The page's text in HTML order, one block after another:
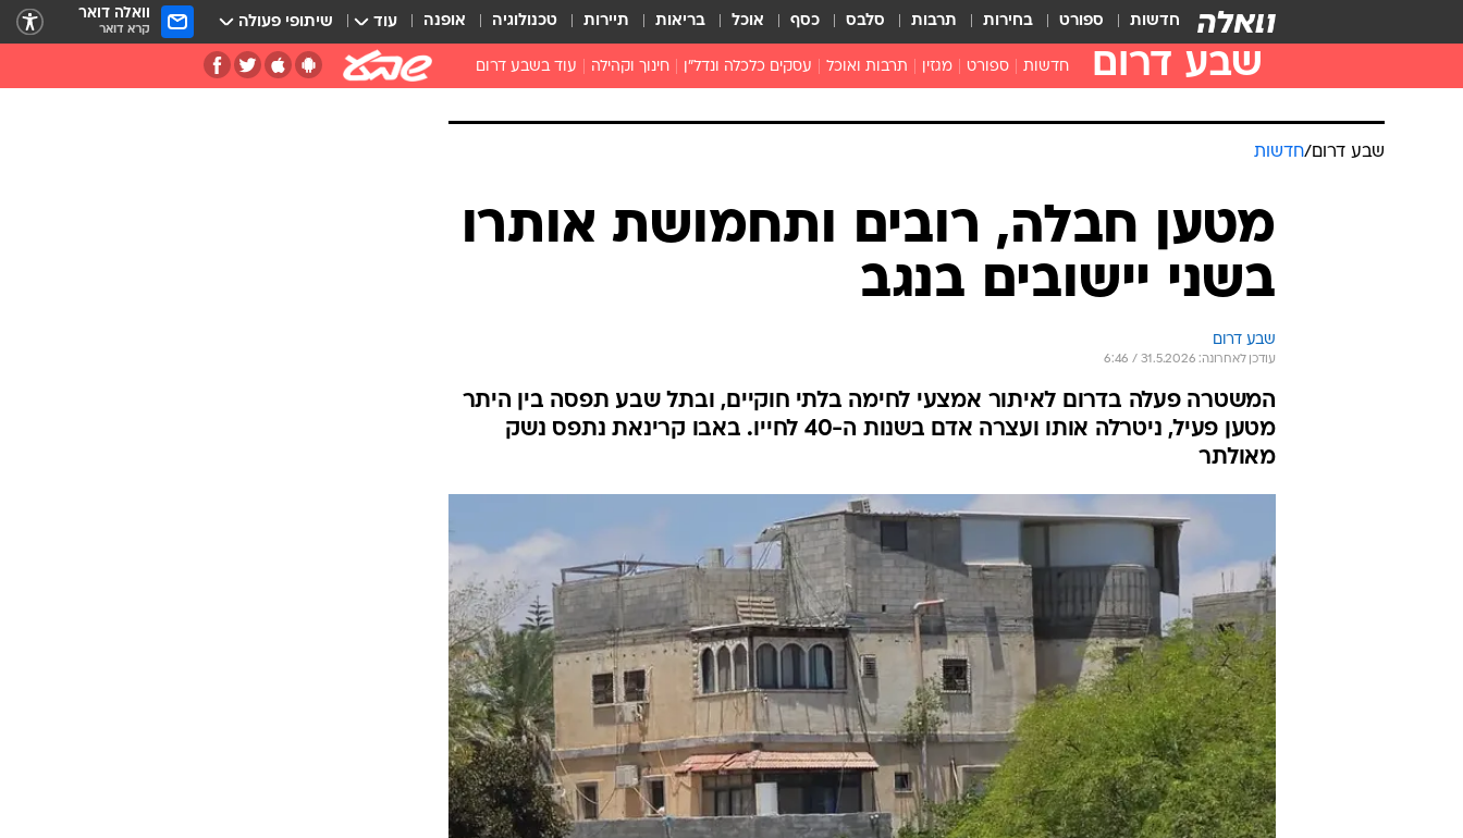
חדשות ספורט בחירות תרבות סלבס כסף אוכל בריאות תיירות טכנולוגיה אופנה עוד שיתופי פעולה וואלה דואר
קרא דואר
שבע דרום חדשות ספורט מגזין תרבות ואוכל עסקים כלכלה ונדל"ן חינוך וקהילה עוד בשבע דרום
שבע דרום/חדשות
מטען חבלה, רובים ותחמושת אותרו
בשני יישובים בנגב
שבע דרום
עודכן לאחרונה: 31.5.2026 / 6:46
המשטרה פעלה בדרום לאיתור אמצעי לחימה בלתי חוקיים, ובתל שבע תפסה בין היתר
מטען פעיל, ניטרלה אותו ועצרה אדם בשנות ה-40 לחייו. באבו קרינאת נתפס נשק
מאולתר